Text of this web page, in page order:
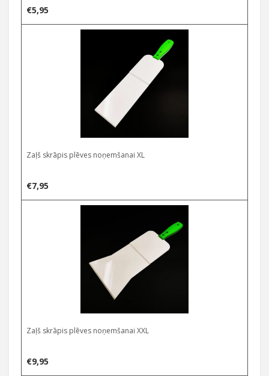
€5,95
Zaļš skrāpis plēves noņemšanai XL
€7,95
Zaļš skrāpis plēves noņemšanai XXL
€9,95